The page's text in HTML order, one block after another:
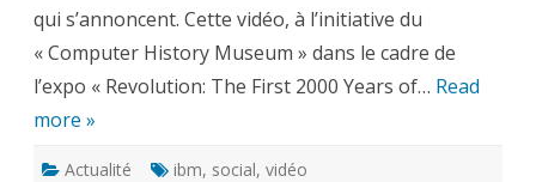
qui s’annoncent. Cette vidéo, à l’initiative du
« Computer History Museum » dans le cadre de
l’expo « Revolution: The First 2000 Years of… Read
more »
Actualité ibm, social, vidéo